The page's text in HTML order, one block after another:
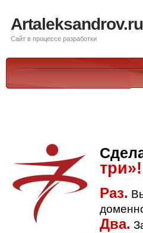
Artaleksandrov.ru
Сайт в процессе разработки
три»!
Раз.
Два.